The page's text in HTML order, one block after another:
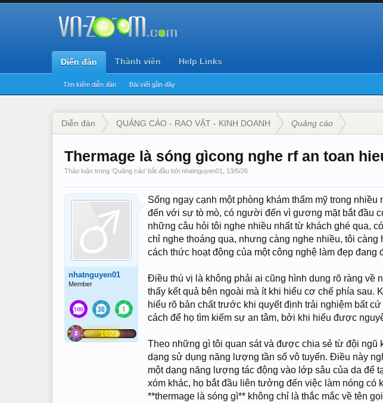
Diễn đàn
Tìm kiếm diễn đàn Bài viết gần đây
Thành viên Help Links
Diễn đàn QUẢNG CÁO - RAO VẶT - KINH DOANH Quảng cáo
Thermage là sóng gìcong nghe rf an toan
Thảo luận trong 'Quảng cáo' bắt đầu bởi nhatnguyen01 13/5/26
nhatnguyen01
Member
16/23
Sống ngay cạnh một phòng khám thẩm mỹ trong
đến với sự tò mò, có người đến vì gương mặt bắt đầu
những câu hỏi tôi nghe nhiều nhất từ khách ghé qua,
chỉ nghe thoáng qua, nhưng càng nghe nhiều, tôi
cách thức hoạt động của một công nghệ làm đẹp đang
Điều thú vị là không phải ai cũng hình dung rõ ràng
thấy kết quả bên ngoài mà ít khi hiểu cơ chế phía sau.
hiểu rõ bản chất trước khi quyết định trải nghiệm bất
cách để họ tìm kiếm sự an tâm, bởi khi hiểu được
Theo những gì tôi quan sát và được chia sẻ từ đội
dạng sử dụng năng lượng tần số vô tuyến. Điều này
một dạng năng lượng tác động vào lớp sâu của da để
xóm khác, họ bắt đầu liên tưởng đến việc làm nóng có
**thermage là sóng gì** không chỉ là thắc mắc về tên